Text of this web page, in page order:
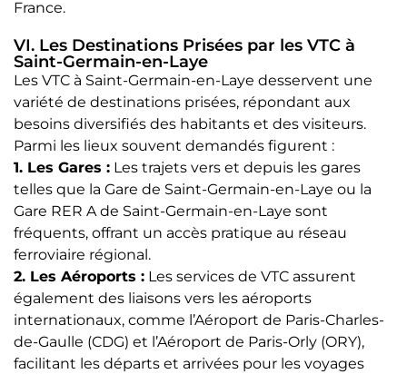
France.
VI. Les Destinations Prisées par les VTC à
Saint-Germain-en-Laye
Les VTC à Saint-Germain-en-Laye desservent une
variété de destinations prisées, répondant aux
besoins diversifiés des habitants et des visiteurs.
Parmi les lieux souvent demandés figurent :
1. Les Gares : Les trajets vers et depuis les gares
telles que la Gare de Saint-Germain-en-Laye ou la
Gare RER A de Saint-Germain-en-Laye sont
fréquents, offrant un accès pratique au réseau
ferroviaire régional.
2. Les Aéroports : Les services de VTC assurent
également des liaisons vers les aéroports
internationaux, comme l’Aéroport de Paris-Charles-
de-Gaulle (CDG) et l’Aéroport de Paris-Orly (ORY),
facilitant les départs et arrivées pour les voyages